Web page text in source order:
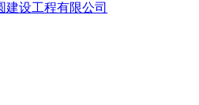
建设工程有限公司